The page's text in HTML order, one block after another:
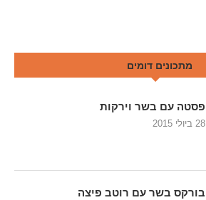
מתכונים דומים
פסטה עם בשר וירקות
28 ביולי 2015
בורקס בשר עם רוטב פיצה